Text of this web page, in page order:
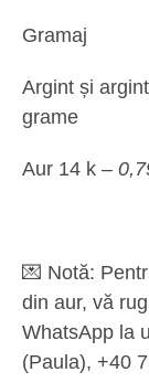
Gramaj
Argint și
grame
Aur 14 k –
💌 Notă:
din aur, vă
WhatsApp la
(Paula), ‪+40